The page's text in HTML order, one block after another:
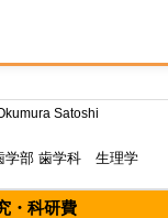
Satoshi
学部 歯学科 生理学
・科研費